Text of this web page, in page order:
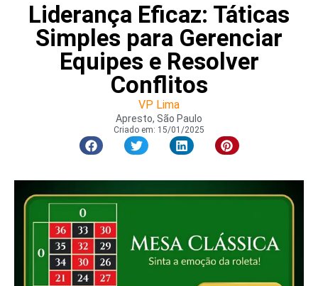
Liderança Eficaz: Táticas
Simples para Gerenciar
Equipes e Resolver
Conflitos
VP Lima
Apresto, São Paulo
Criado em: 15/01/2025